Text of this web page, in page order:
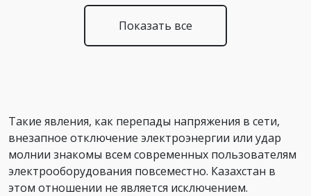
Показать все
Такие явления, как перепады напряжения в сети,
внезапное отключение электроэнергии или удар
молнии знакомы всем современных пользователям
электрооборудования повсеместно. Казахстан в
этом отношении не является исключением.